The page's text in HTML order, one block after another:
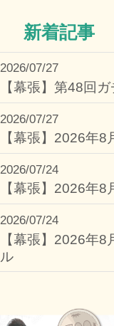
新着記事
2026/07/27
【幕張】第48回
2026/07/27
【幕張】2026年
2026/07/24
【幕張】2026年
2026/07/24
【幕張】2026年
ル